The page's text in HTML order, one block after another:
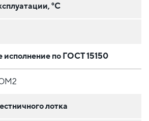
°C
исполнение по ГОСТ 15150
лотка